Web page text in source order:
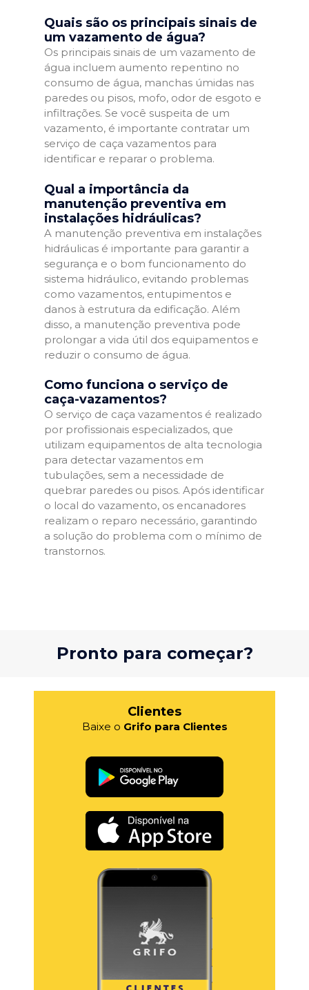
Quais são os principais sinais de
um vazamento de água?
Os principais sinais de um vazamento de
água incluem aumento repentino no
consumo de água, manchas úmidas nas
paredes ou pisos, mofo, odor de esgoto e
infiltrações. Se você suspeita de um
vazamento, é importante contratar um
serviço de caça vazamentos para
identificar e reparar o problema.
Qual a importância da
manutenção preventiva em
instalações hidráulicas?
A manutenção preventiva em instalações
hidráulicas é importante para garantir a
segurança e o bom funcionamento do
sistema hidráulico, evitando problemas
como vazamentos, entupimentos e
danos à estrutura da edificação. Além
disso, a manutenção preventiva pode
prolongar a vida útil dos equipamentos e
reduzir o consumo de água.
Como funciona o serviço de
caça-vazamentos?
O serviço de caça vazamentos é realizado
por profissionais especializados, que
utilizam equipamentos de alta tecnologia
para detectar vazamentos em
tubulações, sem a necessidade de
quebrar paredes ou pisos. Após identificar
o local do vazamento, os encanadores
realizam o reparo necessário, garantindo
a solução do problema com o mínimo de
transtornos.
Pronto para começar?
Clientes
Baixe o Grifo para Clientes